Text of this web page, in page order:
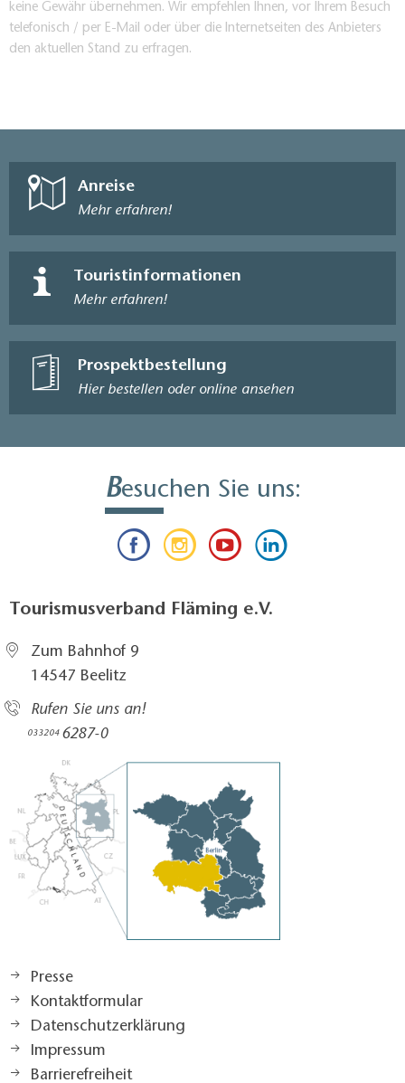
keine Gewähr übernehmen. Wir empfehlen Ihnen, vor Ihrem Besuch
telefonisch / per E-Mail oder über die Internetseiten des Anbieters
den aktuellen Stand zu erfragen.
Anreise
Mehr erfahren!
Touristinformationen
Mehr erfahren!
Prospektbestellung
Hier bestellen oder online ansehen
Besuchen Sie uns:
Tourismusverband Fläming e.V.
Zum Bahnhof 9
14547 Beelitz
Rufen Sie uns an!
033204 6287-0
Presse
Kontaktformular
Datenschutzerklärung
Impressum
Barrierefreiheit